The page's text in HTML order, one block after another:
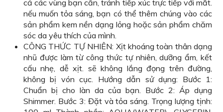
cả các vùng bạn cần, tránh tiếp xúc trực tiếp với mắt.
nếu muốn tỏa sáng, bạn có thể thêm chúng vào các
sản phẩm kem nền dạng lỏng hoặc sản phẩm chăm
sóc da yêu thích của mình.
CÔNG THỨC TỰ NHIÊN: Xịt khoáng toàn thân dạng
nhũ được làm từ công thức tự nhiên, dưỡng ẩm, kết
cấu nhẹ, dễ xịt. sẽ không lắng đọng trên đường,
không bị vón cục. Hướng dẫn sử dụng: Bước 1:
Chuẩn bị cho làn da của bạn. Bước 2: Áp dụng
Shimmer. Bước 3: Đặt và tỏa sáng. Trọng lượng tịnh: